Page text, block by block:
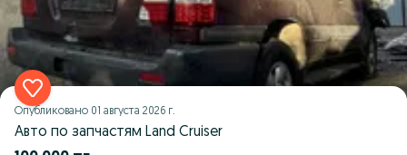
Опубликовано 01 августа 2026 г.
Авто по запчастям Land Cruiser